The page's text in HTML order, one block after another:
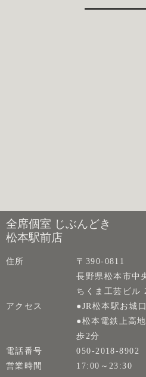
全席個室 じぶんどき
松本駅前店
住所
〒390-0811
長野県松本市中
ちくま工芸ビル
アクセス
●JR松本駅お城
●松本電鉄上高
歩2分
電話番号
050-2018-8902
営業時間
17:00～23:30